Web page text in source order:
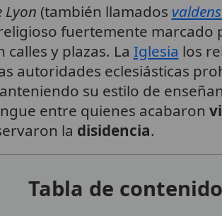
Lyon (también llamados
fuertemente marcado
calles y plazas. La Iglesia los
autoridades eclesiásticas
su estilo de
entre quienes acabaron
la disidencia.
Tabla de contenido